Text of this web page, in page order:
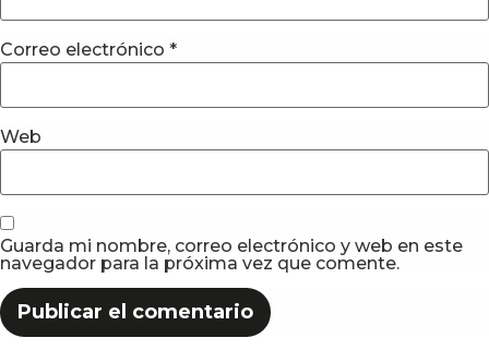
Correo electrónico *
Web
Guarda mi nombre, correo electrónico y web en este
navegador para la próxima vez que comente.